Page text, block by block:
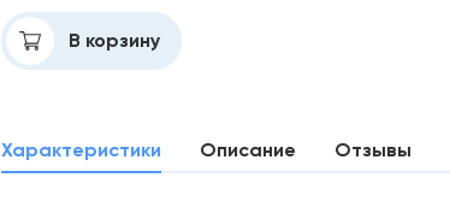
В корзину
Характеристики Описание Отзывы